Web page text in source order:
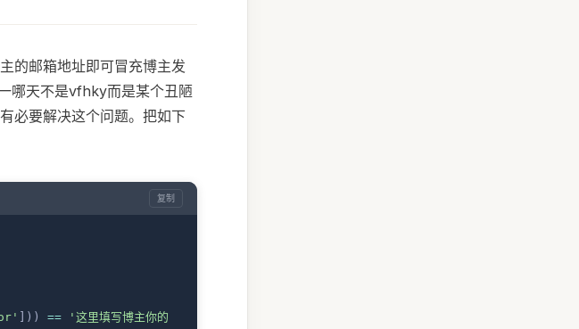
的邮箱地址即可冒充博主发
哪天不是vfhky而是某个丑陋
必要解决这个问题。把如下
复制
])) == '这里填写博主你的